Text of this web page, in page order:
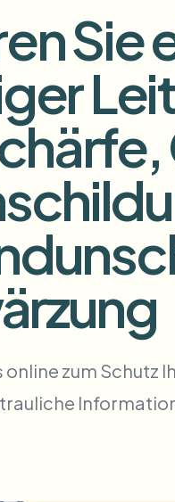
Ecosystem
Ask questions
Categories
Need batch
Queue many videos
und Integrationen.
Sie
online zum